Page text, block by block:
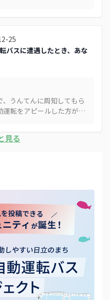
25
バスに遭遇したとき、あな
うんてんに周知してもら
運転をアピールした方が良
見る